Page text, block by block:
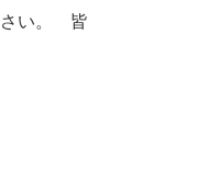
さい。 皆